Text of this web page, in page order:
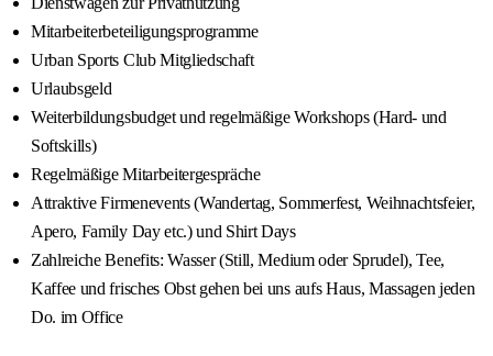
Mitarbeiterbeteiligungsprogramme
Urban Sports Club Mitgliedschaft
Urlaubsgeld
Weiterbildungsbudget und regelmäßige Workshops (Hard- und
Softskills)
Regelmäßige Mitarbeitergespräche
Attraktive Firmenevents (Wandertag, Sommerfest, Weihnachtsfeier,
Apero, Family Day etc.) und Shirt Days
Zahlreiche Benefits: Wasser (Still, Medium oder Sprudel), Tee,
Kaffee und frisches Obst gehen bei uns aufs Haus, Massagen jeden
Do. im Office